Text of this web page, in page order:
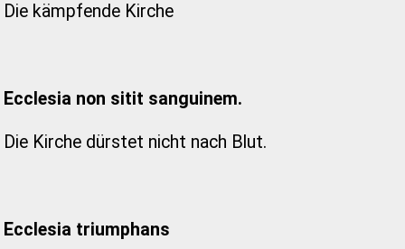
Die kämpfende Kirche
Ecclesia non sitit sanguinem.
Die Kirche dürstet nicht nach Blut.
Ecclesia triumphans